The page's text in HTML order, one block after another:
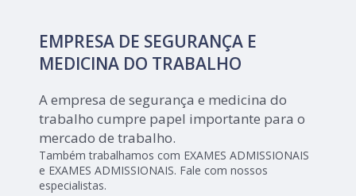
EMPRESA DE SEGURANÇA E
MEDICINA DO TRABALHO
A empresa de segurança e medicina do
trabalho cumpre papel importante para o
mercado de trabalho.
Também trabalhamos com EXAMES ADMISSIONAIS
e EXAMES ADMISSIONAIS. Fale com nossos
especialistas.